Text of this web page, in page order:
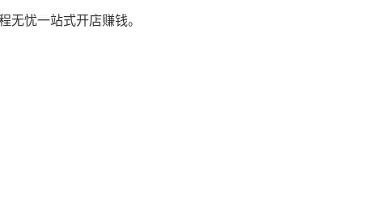
无忧一站式开店赚钱。